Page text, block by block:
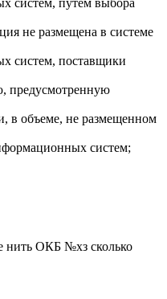
не размещена в системе
систем, поставщики
предусмотренную
в объеме, не размещенном
систем;
нить ОКБ №хз сколько